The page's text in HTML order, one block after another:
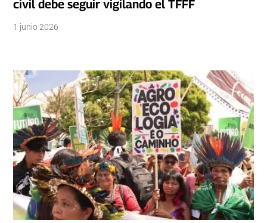
civil debe seguir vigilando el TFFF
1 junio 2026